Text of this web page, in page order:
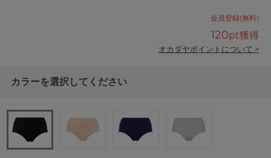
会員登録(無料)
120pt獲得
オカダヤポイントについて >
カラーを選択してください